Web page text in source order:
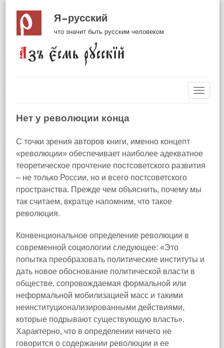
Я русский
что значит быть русским человеком
Нет у революции конца
С точки зрения авторов книги, именно концепт
«революции» обеспечивает наиболее адекватное
теоретическое прочтение постсоветского развития
– не только России, но и всего постсоветского
пространства. Прежде чем объяснить, почему мы
так считаем, вкратце напомним, что такое
революция.
Конвенциональное определение революции в
современной социологии следующее: «Это
попытка преобразовать политические институты и
дать новое обоснование политической власти в
обществе, сопровождаемая формальной или
неформальной мобилизацией масс и такими
неинституционализированными действиями,
которые подрывают существующую власть».
Характерно, что в определении ничего не
говорится о содержании революции и ее